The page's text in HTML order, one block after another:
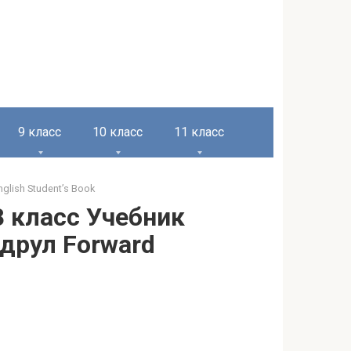
9 класс 10 класс 11 класс
Student’s Book
Учебник
Forward